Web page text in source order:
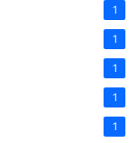
1
1
1
1
1